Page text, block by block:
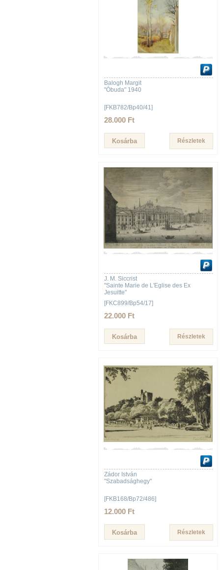
Balogh Margit
"Óbuda" 1940
[FKB782/Bp40/41]
28.000 Ft
Részletek
J. M. Siccrist
"Sainte Marie de L'Eglise des Ex
Jesuitte"
[FKC899/Bp54/17]
22.000 Ft
Részletek
Zádor István
"Szabadsághegy"
[FKB168/Bp72/486]
12.000 Ft
Részletek